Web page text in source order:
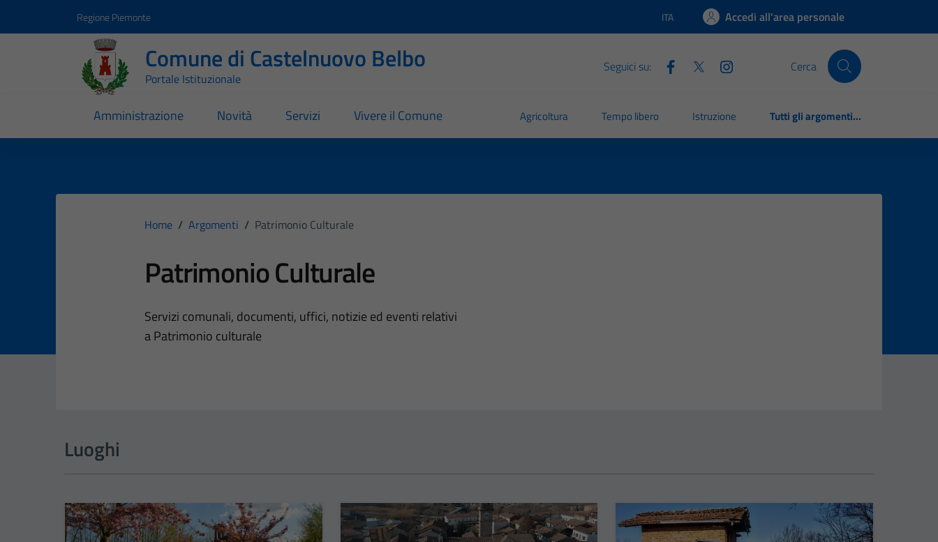
Regione Piemonte Lingua attiva:
ITA Accedi all'area personale
Comune di Castelnuovo Belbo
Portale Istituzionale
Seguici su: Cerca
Amministrazione Novità Servizi Vivere il Comune Agricoltura Tempo libero Istruzione Tutti gli argomenti...
Home / Argomenti / Patrimonio Culturale
Patrimonio Culturale
Dettagli dell'argomento
Servizi comunali, documenti, uffici, notizie ed eventi relativi
a Patrimonio culturale
Luoghi